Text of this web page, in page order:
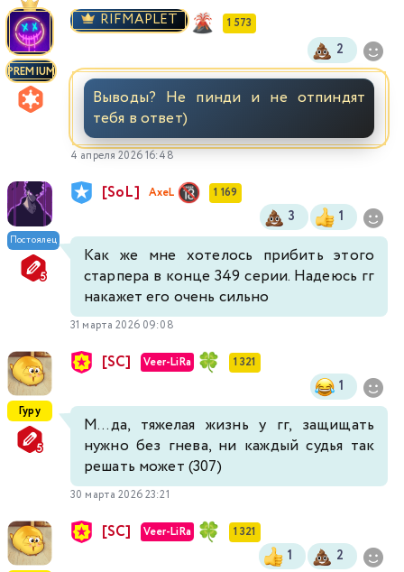
PREMIUM
RIFMAPLET 1 573
2
Выводы? Не пинди и не отпиндят
тебя в ответ)
4 апреля 2026 16:48
Постоялец
[SoL] AxeL 1 169
3 1
Как же мне хотелось прибить этого
старпера в конце 349 серии. Надеюсь гг
накажет его очень сильно
31 марта 2026 09:08
Гуру
[SC] Veer-LiRa 1 321
1
М...да, тяжелая жизнь у гг, защищать
нужно без гнева, ни каждый судья так
решать может (307)
30 марта 2026 23:21
[SC] Veer-LiRa 1 321
1 2